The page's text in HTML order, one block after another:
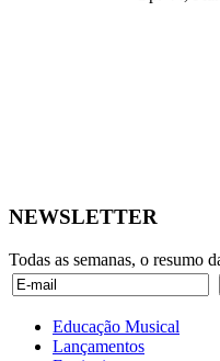
NEWSLETTER
Todas as semanas, o resumo
Educação Musical
Lançamentos